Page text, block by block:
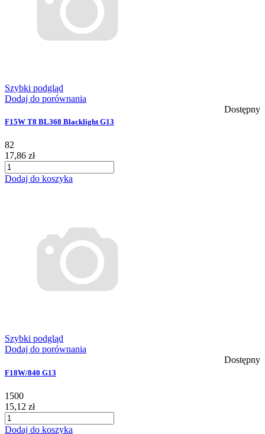
Szybki podgląd
Dodaj do porównania
Dostępny
F15W T8 BL368 Blacklight G13
82
17,86 zł
Dodaj do koszyka
Szybki podgląd
Dodaj do porównania
Dostępny
F18W/840 G13
1500
15,12 zł
Dodaj do koszyka